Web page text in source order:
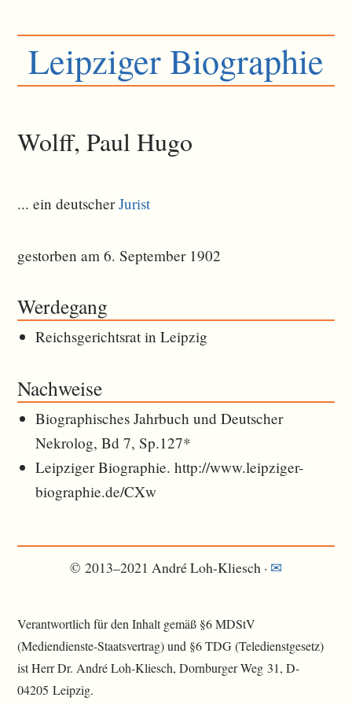
Leipziger Biographie
Wolff, Paul Hugo
... ein deutscherJurist
gestorben am 6. September 1902
Werdegang
Reichsgerichtsrat in Leipzig
Nachweise
Biographisches Jahrbuch und Deutscher
Nekrolog, Bd 7, Sp.127*
Leipziger Biographie. http://www.leipziger-
biographie.de/CXw
© 2013–2021 André Loh-Kliesch · ✉︎
Verantwortlich für den Inhalt gemäß §6 MDStV
(Mediendienste-Staatsvertrag) und §6 TDG (Teledienstgesetz)
ist Herr Dr. André Loh-Kliesch, Dornburger Weg 31, D-
04205 Leipzig.